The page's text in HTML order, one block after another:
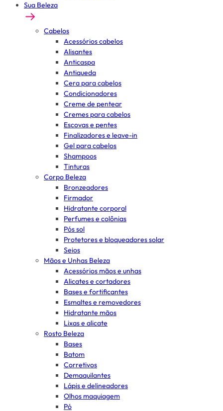
Sua Beleza
Cabelos
Acessórios cabelos
Alisantes
Anticaspa
Antiqueda
Cera para cabelos
Condicionadores
Creme de pentear
Cremes para cabelos
Escovas e pentes
Finalizadores e leave-in
Gel para cabelos
Shampoos
Tinturas
Corpo Beleza
Bronzeadores
Firmador
Hidratante corporal
Perfumes e colônias
Pós sol
Protetores e bloqueadores solar
Seios
Mãos e Unhas Beleza
Acessórios mãos e unhas
Alicates e cortadores
Bases e fortificantes
Esmaltes e removedores
Hidratante mãos
Lixas e alicate
Rosto Beleza
Bases
Batom
Corretivos
Demaquilantes
Lápis e delineadores
Olhos maquiagem
Pó